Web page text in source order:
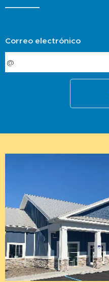
Correo electrónico